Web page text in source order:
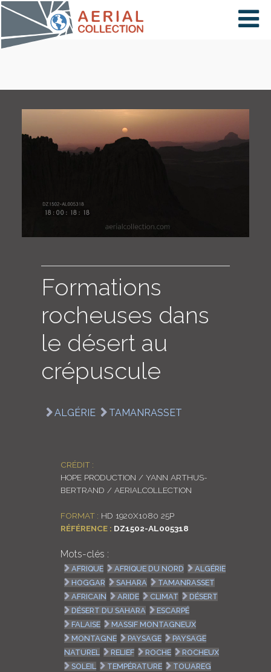
×
PAYS
ENGLISH
Formations
rocheuses dans
le désert au
crépuscule
ALGÉRIE TAMANRASSET
CRÉDIT :
HOPE PRODUCTION / YANN ARTHUS-
BERTRAND / AERIALCOLLECTION
FORMAT : HD 1920X1080 25P
RÉFÉRENCE : DZ1502-AL005318
Mots-clés :
AFRIQUE AFRIQUE DU NORD
ALGÉRIE
HOGGAR
SAHARA
TAMANRASSET
AFRICAIN
ARIDE CLIMAT
DÉSERT
DÉSERT DU SAHARA
ESCARPÉ
FALAISE
MASSIF MONTAGNEUX
MONTAGNE
PAYSAGE
PAYSAGE
NATUREL
RELIEF ROCHE
ROCHEUX
SOLEIL
TEMPÉRATURE TOUAREG